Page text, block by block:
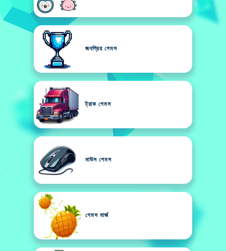
জনপ্রিয় গেমস
ট্রাক গেমস
মাউস গেমস
গেমস মার্জ